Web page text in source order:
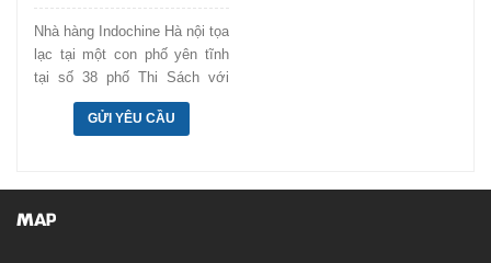
Nhà hàng Indochine Hà nội tọa
lạc tại một con phố yên tĩnh
tại số 38 phố Thi Sách với
phong cách kiến trúc tân cổ
GỬI YÊU CẦU
MAP